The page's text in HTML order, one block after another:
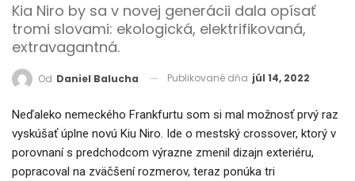
Kia Niro by sa v novej generácii dala opísať
tromi slovami: ekologická, elektrifikovaná,
extravagantná.
Od Daniel Balucha Publikované dňa júl 14, 2022
Neďaleko nemeckého Frankfurtu som si mal možnosť prvý raz
vyskúšať úplne novú Kiu Niro. Ide o mestský crossover, ktorý v
porovnaní s predchodcom výrazne zmenil dizajn exteriéru,
popracoval na zväčšení rozmerov, teraz ponúka tri